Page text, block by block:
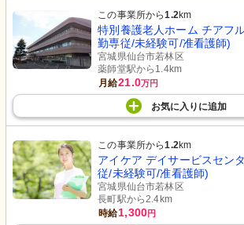
この事業所から1.2km
特別養護老人ホーム チアフ
勤専従/未経験可/准看護師)
宮城県仙台市若林区
薬師堂駅から1.4km
月給21.0万円
お気に入り に追加
この事業所から1.2km
アイケア デイサービスセン
従/未経験可/准看護師)
宮城県仙台市若林区
長町駅から2.4km
時給1,300円